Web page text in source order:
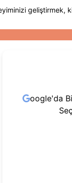
oogle'da
Seç